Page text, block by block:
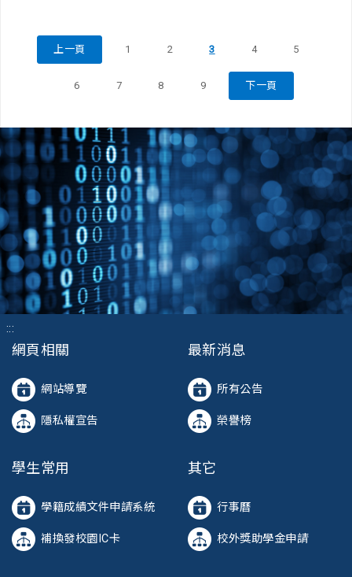
上一頁 1 2 3 4 5
6 7 8 9 下一頁
:::
網頁相關
網站導覽
隱私權宣告
最新消息
所有公告
榮譽榜
學生常用
學籍成績文件申請系統
補換發校園IC卡
其它
行事曆
校外獎助學金申請